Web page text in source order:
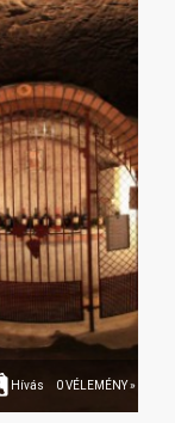
Hívás 0 VÉLEMÉNY »